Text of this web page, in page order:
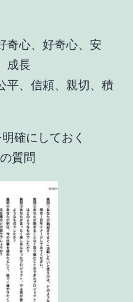
心、好奇心、安
成長
、信頼、親切、積
確にしておく
質問